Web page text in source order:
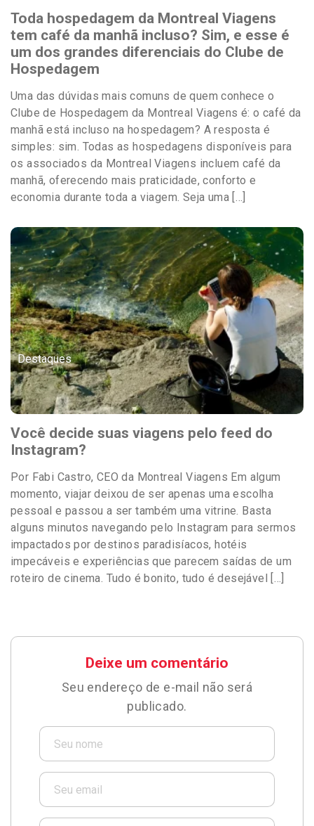
Toda hospedagem da Montreal Viagens
tem café da manhã incluso? Sim, e esse é
um dos grandes diferenciais do Clube de
Hospedagem
Uma das dúvidas mais comuns de quem conhece o
Clube de Hospedagem da Montreal Viagens é: o café da
manhã está incluso na hospedagem? A resposta é
simples: sim. Todas as hospedagens disponíveis para
os associados da Montreal Viagens incluem café da
manhã, oferecendo mais praticidade, conforto e
economia durante toda a viagem. Seja uma […]
Destaques
Você decide suas viagens pelo feed do
Instagram?
Por Fabi Castro, CEO da Montreal Viagens Em algum
momento, viajar deixou de ser apenas uma escolha
pessoal e passou a ser também uma vitrine. Basta
alguns minutos navegando pelo Instagram para sermos
impactados por destinos paradisíacos, hotéis
impecáveis e experiências que parecem saídas de um
roteiro de cinema. Tudo é bonito, tudo é desejável […]
Deixe um comentário
Seu endereço de e-mail não será
publicado.